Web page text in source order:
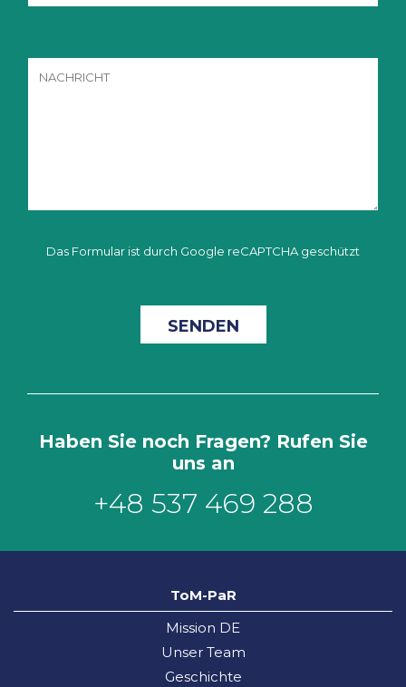
Das Formular ist durch Google reCAPTCHA geschützt
Haben Sie noch Fragen? Rufen Sie
uns an
+48 537 469 288
ToM-PaR
Mission DE
Unser Team
Geschichte